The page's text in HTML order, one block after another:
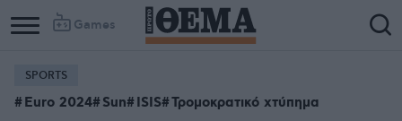
Games
Column
1
Column
2
SPORTS
Euro 2024 Sun ISIS Τρομοκρατικό χτύπημα